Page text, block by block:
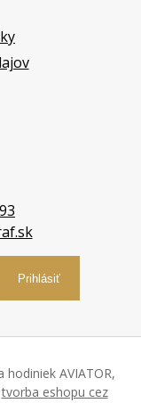
Prihlásiť
hodiniek AVIATOR,
tvorba eshopu cez